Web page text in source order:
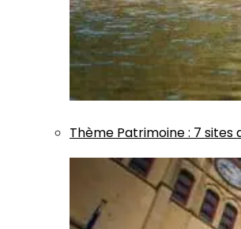
Thème Patrimoine: 7 sites